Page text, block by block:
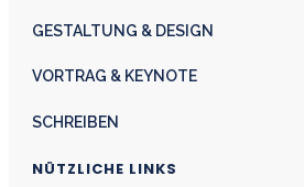
GESTALTUNG & DESIGN
VORTRAG & KEYNOTE
SCHREIBEN
NÜTZLICHE LINKS